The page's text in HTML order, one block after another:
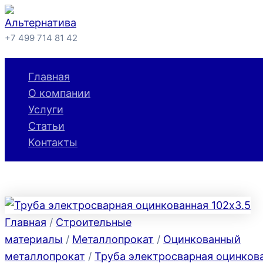
Перейти
к
содержимому
+7 499 714 81 42
Главная
О компании
Услуги
Статьи
Контакты
Главная / Строительные
материалы / Металлопрокат / Оцинкованный
металлопрокат / Труба электросварная
Количество
товара
Труба
электросварная